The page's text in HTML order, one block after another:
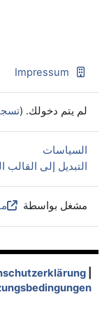
Impressum
لم يتم دخولك. (
السياسات
التبديل إلى القالب
مشغل بواسطة